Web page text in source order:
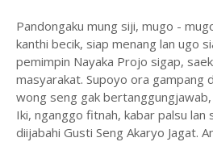
Pandongaku mung siji, mugo -
kanthi becik, siap menang lan ugo
pemimpin Nayaka Projo sigap,
masyarakat. Supoyo ora gampang
wong seng gak
Iki, nganggo fitnah, kabar palsu lan
diijabahi Gusti Seng Akaryo Jagat.